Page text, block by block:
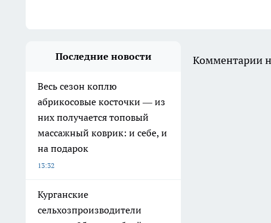
Последние новости
Весь сезон коплю
абрикосовые косточки — из
них получается топовый
массажный коврик: и себе, и
на подарок
13:32
Курганские
сельхозпроизводители
Комментарии